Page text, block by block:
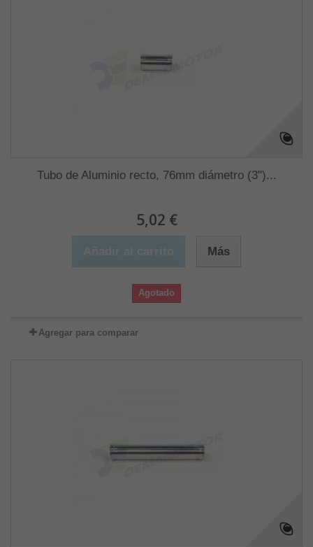
Tubo de Aluminio recto, 76mm diámetro (3")...
5,02 €
Más
Agotado
Agregar para comparar